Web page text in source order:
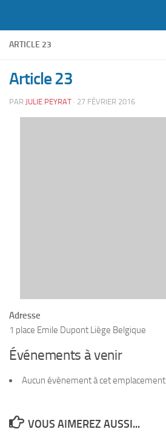
ARTICLE 23
Article 23
PAR JULIE PEYRAT · 27 FÉVRIER 2016
Adresse
1 place Emile Dupont Liège Belgique
Événements à venir
Aucun évènement à cet emplacement
VOUS AIMEREZ AUSSI...